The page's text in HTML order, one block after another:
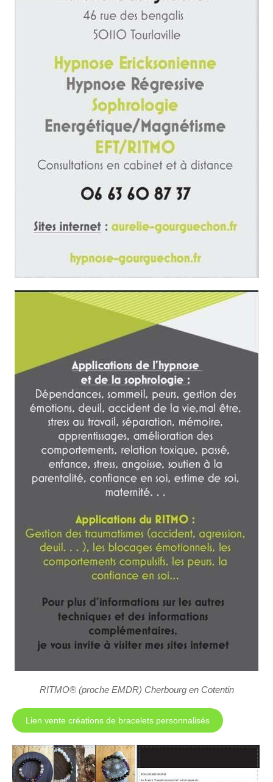
RITMO® (proche EMDR) Cherbourg en Cotentin
Lien vente créations de bracelets personnalisés